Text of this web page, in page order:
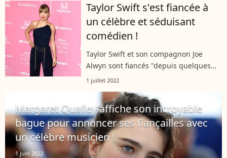
remporté un prix, et a impressionné...
Taylor Swift s'est fiancée à
un célèbre et séduisant
comédien !
Taylor Swift et son compagnon Joe
Alwyn sont fiancés "depuis quelques
mois" comme l'a révélé une source
britannique. Ils avaient commencé à se
fréquenter...
1 juillet 2022
Margaret Qualley affiche son incroyable
bague pour annoncer ses fiançailles avec
un célèbre musicien !
1 juin 2022